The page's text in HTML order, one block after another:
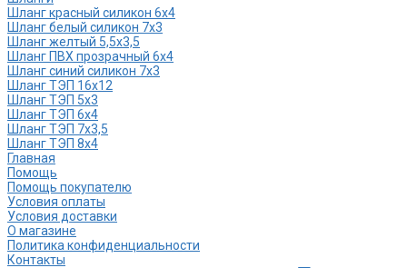
Шланг красный силикон 6х4
Шланг белый силикон 7х3
Шланг желтый 5,5х3,5
Шланг ПВХ прозрачный 6х4
Шланг синий силикон 7х3
Шланг ТЭП 16х12
Шланг ТЭП 5х3
Шланг ТЭП 6х4
Шланг ТЭП 7х3,5
Шланг ТЭП 8х4
Главная
Помощь
Помощь покупателю
Условия оплаты
Условия доставки
О магазине
Политика конфиденциальности
Контакты